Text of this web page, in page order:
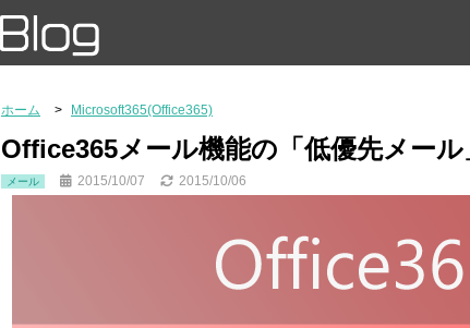
ホーム Microsoft365(Office365)
Office365メール機能の「低優先メール
メール 2015/10/07 2015/10/06